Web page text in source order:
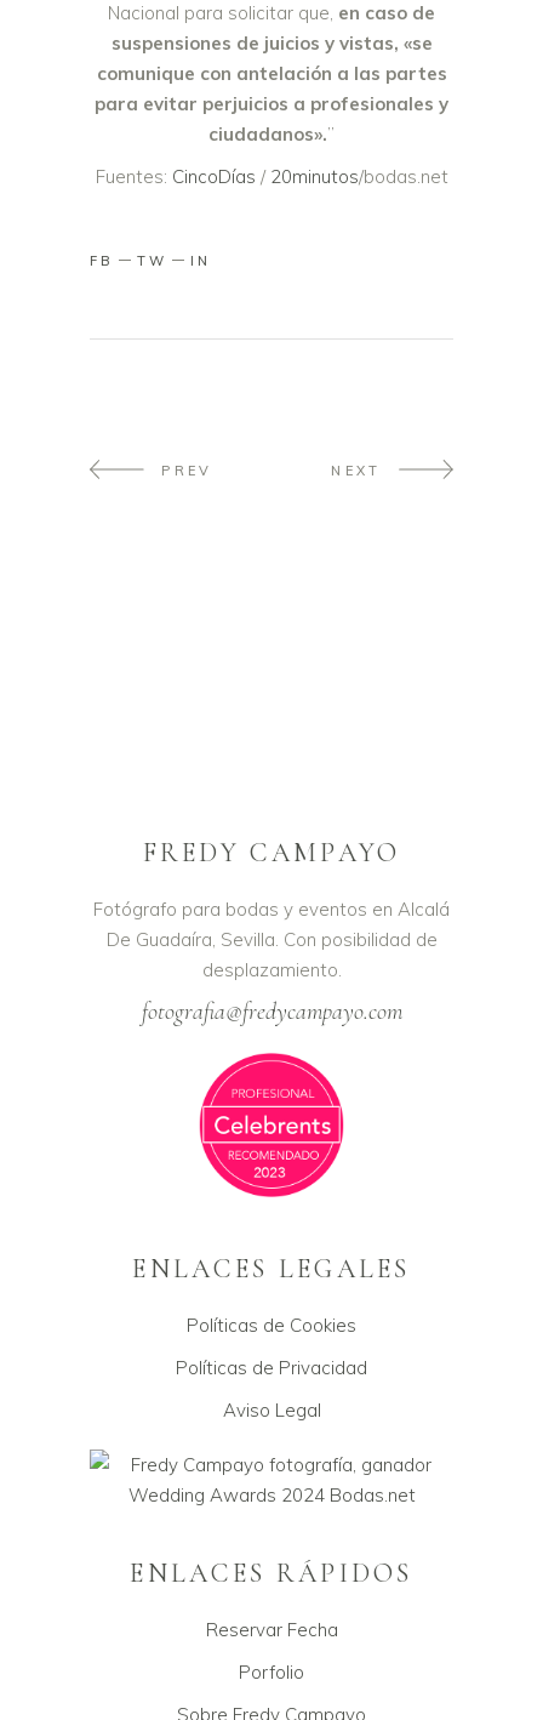
Nacional para solicitar que, en caso de
suspensiones de juicios y vistas, «se
comunique con antelación a las partes
para evitar perjuicios a profesionales y
ciudadanos».”
Fuentes: CincoDías / 20minutos/bodas.net
FB TW IN
PREV NEXT
FREDY CAMPAYO
Fotógrafo para bodas y eventos en Alcalá
De Guadaíra, Sevilla. Con posibilidad de
desplazamiento.
fotografia@fredycampayo.com
ENLACES LEGALES
Políticas de Cookies
Políticas de Privacidad
Aviso Legal
ENLACES RÁPIDOS
Reservar Fecha
Porfolio
Sobre Fredy Campayo